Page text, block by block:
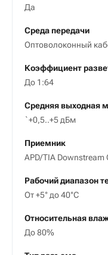
Да
Среда передачи
Оптоволоконный
Коэффициент
До 1:64
Средняя выходная
`+0,5..+5 дБм
Приемник
APD/TIA
Рабочий диапазон
От +5° до 40°C
Относительная
До 80%